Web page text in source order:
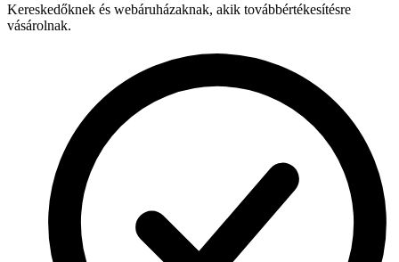
Kereskedőknek és webáruházaknak, akik továbbértékesítésre
vásárolnak.